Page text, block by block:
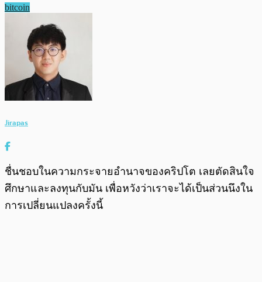
bitcoin
Jirapas
ชื่นชอบในความกระจายอำนาจของคริปโต เลยตัดสินใจ
ศึกษาและลงทุนกับมัน เพื่อหวังว่าเราจะได้เป็นส่วนนึงใน
การเปลี่ยนแปลงครั้งนี้